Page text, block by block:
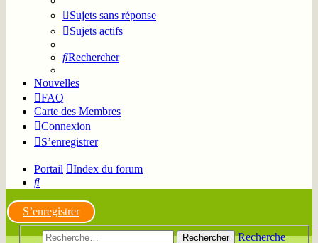
Sujets sans réponse
Sujets actifs
Rechercher
Nouvelles
FAQ
Carte des Membres
Connexion
S’enregistrer
Portail
Index du forum
Rechercher
S’enregistrer
Rechercher
Recherche